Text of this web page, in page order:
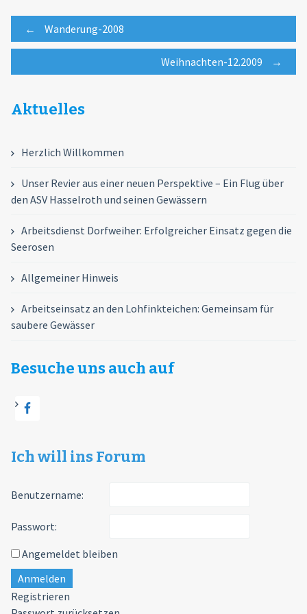
Post
navigation
← Wanderung-2008
Weihnachten-12.2009 →
Aktuelles
Herzlich Willkommen
Unser Revier aus einer neuen Perspektive – Ein Flug über
den ASV Hasselroth und seinen Gewässern
Arbeitsdienst Dorfweiher: Erfolgreicher Einsatz gegen die
Seerosen
Allgemeiner Hinweis
Arbeitseinsatz an den Lohfinkteichen: Gemeinsam für
saubere Gewässer
Besuche uns auch auf
Ich will ins Forum
Benutzername:
Passwort:
Angemeldet bleiben
Anmelden
Registrieren